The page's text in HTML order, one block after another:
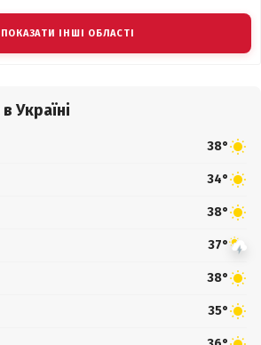
ПОКАЗАТИ ІНШІ ОБЛАСТІ
Україні
38°
34°
38°
37°
38°
35°